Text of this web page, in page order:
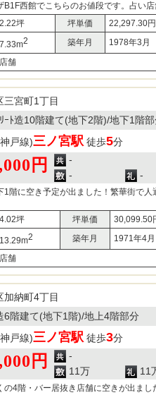
B1F西館でこちらのお値段です。占い
2.22坪 坪単価
22,297.30円
7.33m2 築年月
1978年3月
店舗
三宮町1丁目
ｰﾄ造10階建て(地下2階)/地下1階
戸線)三ノ宮駅 徒歩5分
円
-
-
-
1階に空き予定が出ました！繁華街で人
4.02坪 坪単価
30,099.50
13.29m2 築年月
1971年4月
店舗
加納町4丁目
6階建て(地下1階)/地上4階部分
戸線)三ノ宮駅 徒歩3分
円
-
11万
11
の4階・バー居抜き店舗に空きが出まし